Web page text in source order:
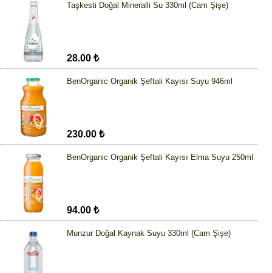
Taşkesti Doğal Mineralli Su 330ml (Cam Şişe)
28.00 ₺
BenOrganic Organik Şeftali Kayısı Suyu 946ml
230.00 ₺
BenOrganic Organik Şeftali Kayısı Elma Suyu 250ml
94.00 ₺
Munzur Doğal Kaynak Suyu 330ml (Cam Şişe)